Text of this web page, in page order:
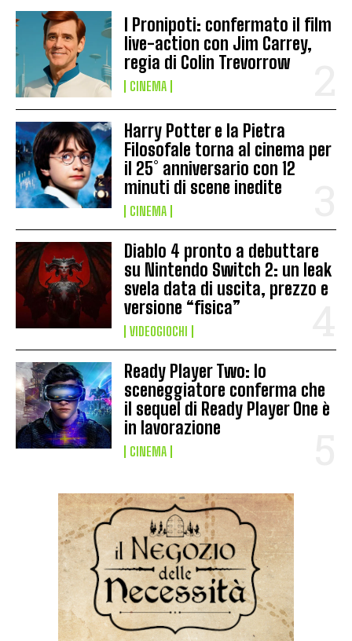
I Pronipoti: confermato il film
live-action con Jim Carrey,
regia di Colin Trevorrow
CINEMA
Harry Potter e la Pietra
Filosofale torna al cinema per
il 25° anniversario con 12
minuti di scene inedite
CINEMA
Diablo 4 pronto a debuttare
su Nintendo Switch 2: un leak
svela data di uscita, prezzo e
versione “fisica”
VIDEOGIOCHI
Ready Player Two: lo
sceneggiatore conferma che
il sequel di Ready Player One è
in lavorazione
CINEMA